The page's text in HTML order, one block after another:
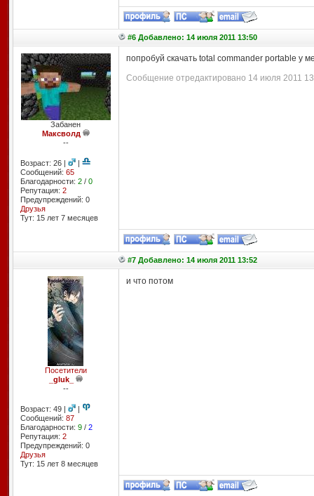
#6 Добавлено: 14 июля 2011 13:50
Забанен
Максволд
--
Возраст: 26 |
|
Сообщений: 65
Благодарности: 2/ 0
Репутация: 2
Предупреждений: 0
Друзья
Тут: 15 лет 7 месяцев
попробуй скачать total commander portable у
Сообщение отредактировано 14 июля 2011
#7 Добавлено: 14 июля 2011 13:52
Посетители
_gluk_
--
Возраст: 49 |
|
Сообщений: 87
Благодарности: 9/ 2
Репутация: 2
Предупреждений: 0
Друзья
Тут: 15 лет 8 месяцев
и что потом